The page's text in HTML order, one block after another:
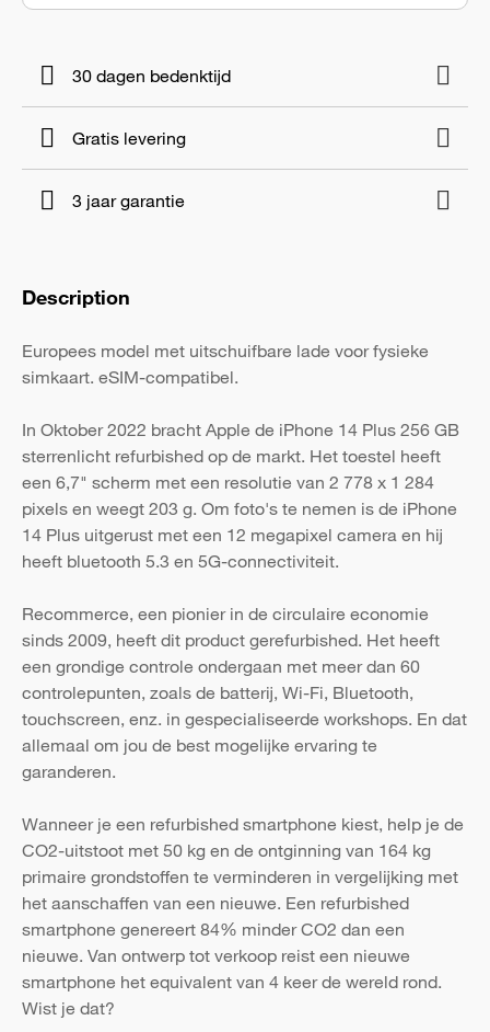
30 dagen bedenktijd
Gratis levering
3 jaar garantie
Description
Europees model met uitschuifbare lade voor fysieke
simkaart. eSIM-compatibel.
In Oktober 2022 bracht Apple de iPhone 14 Plus 256 GB
sterrenlicht refurbished op de markt. Het toestel heeft
een 6,7" scherm met een resolutie van 2 778 x 1 284
pixels en weegt 203 g. Om foto's te nemen is de iPhone
14 Plus uitgerust met een 12 megapixel camera en hij
heeft bluetooth 5.3 en 5G-connectiviteit.
Recommerce, een pionier in de circulaire economie
sinds 2009, heeft dit product gerefurbished. Het heeft
een grondige controle ondergaan met meer dan 60
controlepunten, zoals de batterij, Wi-Fi, Bluetooth,
touchscreen, enz. in gespecialiseerde workshops. En dat
allemaal om jou de best mogelijke ervaring te
garanderen.
Wanneer je een refurbished smartphone kiest, help je de
CO2-uitstoot met 50 kg en de ontginning van 164 kg
primaire grondstoffen te verminderen in vergelijking met
het aanschaffen van een nieuwe. Een refurbished
smartphone genereert 84% minder CO2 dan een
nieuwe. Van ontwerp tot verkoop reist een nieuwe
smartphone het equivalent van 4 keer de wereld rond.
Wist je dat?